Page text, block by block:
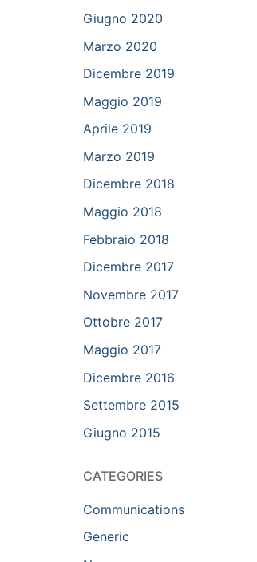
Giugno 2020
Marzo 2020
Dicembre 2019
Maggio 2019
Aprile 2019
Marzo 2019
Dicembre 2018
Maggio 2018
Febbraio 2018
Dicembre 2017
Novembre 2017
Ottobre 2017
Maggio 2017
Dicembre 2016
Settembre 2015
Giugno 2015
CATEGORIES
Communications
Generic